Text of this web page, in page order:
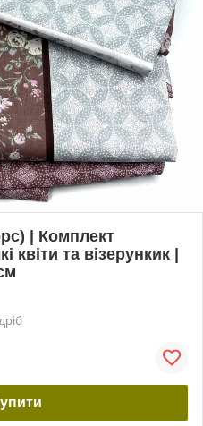
| Комплект
квіти та візерункик |